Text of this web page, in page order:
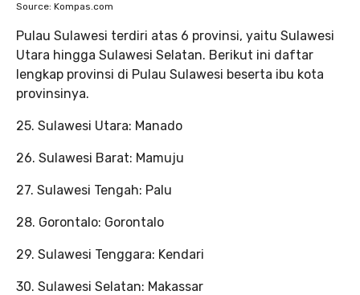
Source: Kompas.com
Pulau Sulawesi terdiri atas 6 provinsi, yaitu Sulawesi
Utara hingga Sulawesi Selatan. Berikut ini daftar
lengkap provinsi di Pulau Sulawesi beserta ibu kota
provinsinya.
25. Sulawesi Utara: Manado
26. Sulawesi Barat: Mamuju
27. Sulawesi Tengah: Palu
28. Gorontalo: Gorontalo
29. Sulawesi Tenggara: Kendari
30. Sulawesi Selatan: Makassar